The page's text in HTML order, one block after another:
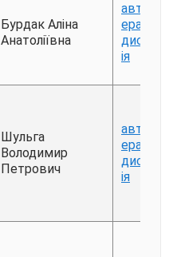
Бурдак Аліна
Анатоліївна
автореф
ерат
ія
Шульга
Володимир
Петрович
автореф
ерат
ія